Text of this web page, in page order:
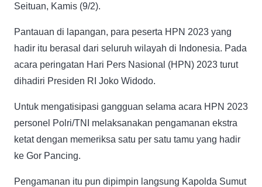
Seituan, Kamis (9/2).
Pantauan di lapangan, para peserta HPN 2023 yang
hadir itu berasal dari seluruh wilayah di Indonesia. Pada
acara peringatan Hari Pers Nasional (HPN) 2023 turut
dihadiri Presiden RI Joko Widodo.
Untuk mengatisipasi gangguan selama acara HPN 2023
personel Polri/TNI melaksanakan pengamanan ekstra
ketat dengan memeriksa satu per satu tamu yang hadir
ke Gor Pancing.
Pengamanan itu pun dipimpin langsung Kapolda Sumut